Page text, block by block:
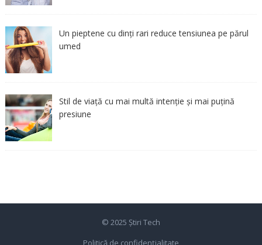
Un pieptene cu dinți rari reduce tensiunea pe părul
umed
Stil de viață cu mai multă intenție și mai puțină
presiune
© 2025 Știri Tech
Politică de confidențialitate